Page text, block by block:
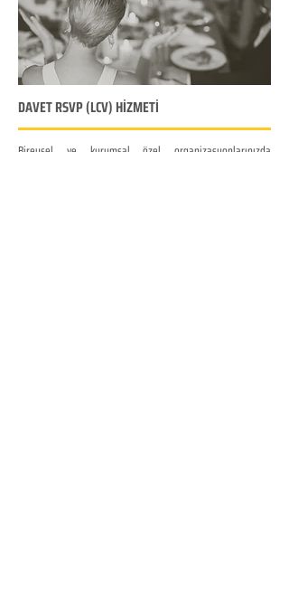
DAVET RSVP (LCV) HİZMETİ
Bireysel ve kurumsal özel organizasyonlarınızda